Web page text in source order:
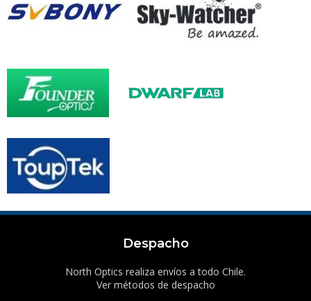
Despacho
North Optics realiza envíos a todo Chile.
Ver métodos de despacho